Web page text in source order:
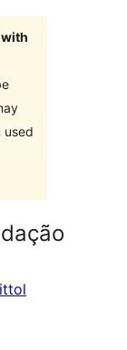
with
used